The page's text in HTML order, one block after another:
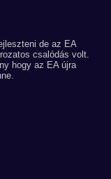
de az EA
csalódás volt.
hogy az EA újra